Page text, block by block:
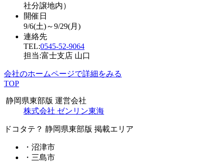
社分譲地内）
開催日
9/6(土)～9/29(月)
連絡先
TEL:0545-52-9064
担当:富士支店 山口
会社のホームページで詳細をみる
TOP
静岡県東部版 運営会社
株式会社 ゼンリン東海
ドコタテ？ 静岡県東部版 掲載エリア
・沼津市
・三島市